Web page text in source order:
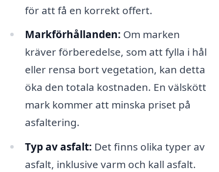
för att få en korrekt offert.
Markförhållanden: Om marken
kräver förberedelse, som att fylla i hål
eller rensa bort vegetation, kan detta
öka den totala kostnaden. En välskött
mark kommer att minska priset på
asfaltering.
Typ av asfalt: Det finns olika typer av
asfalt, inklusive varm och kall asfalt.